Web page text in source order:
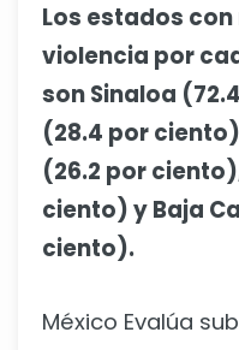
Los estados
violencia por
son Sinaloa
(28.4 por
(26.2 por
ciento) y Baja
ciento).
México Evalúa